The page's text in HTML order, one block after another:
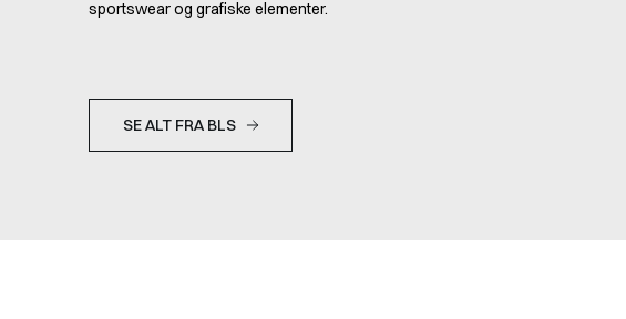
sportswear og grafiske elementer.
SE ALT FRA BLS